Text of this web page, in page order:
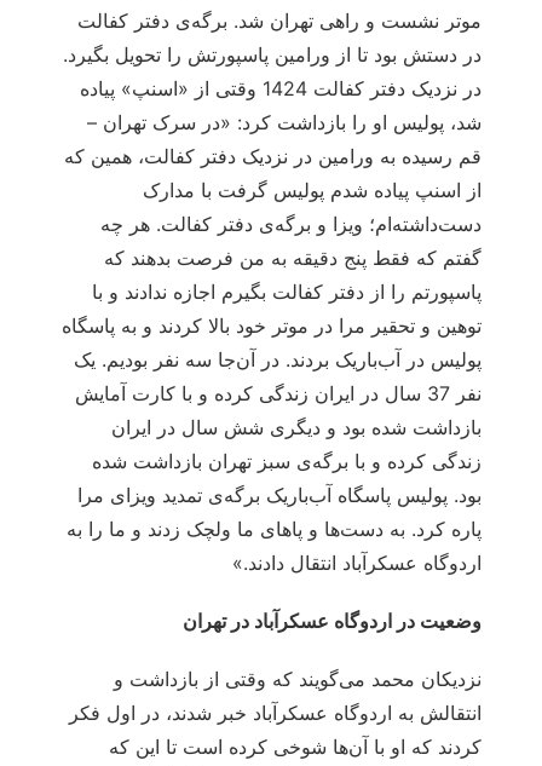
موتر نشست و راهی تهران شد. برگه‌ی دفتر کفالت
در دستش بود تا از ورامین پاسپورتش را تحویل بگیرد.
در نزدیک دفتر کفالت 1424 وقتی از «اسنپ» پیاده
شد، پولیس او را بازداشت کرد: «در سرک تهران –
قم رسیده به ورامین در نزدیک دفتر کفالت، همین که
از اسنپ پیاده شدم پولیس گرفت با مدارک
دست‌داشته‌ام؛ ویزا و برگه‌ی دفتر کفالت. هر چه
گفتم که فقط پنج دقیقه به من فرصت بدهند که
پاسپورتم را از دفتر کفالت بگیرم اجازه ندادند و با
توهین و تحقیر مرا در موتر خود بالا کردند و به پاسگاه
پولیس در آب‌باریک بردند. در آن‌جا سه نفر بودیم. یک
نفر 37 سال در ایران زندگی کرده و با کارت آمایش
بازداشت شده بود و دیگری شش سال در ایران
زندگی کرده و با برگه‌ی سبز تهران بازداشت شده
بود. پولیس‌ پاسگاه آب‌باریک برگه‌ی تمدید ویزای مرا
پاره کرد. به دست‌ها و پاهای ما ولچک زدند و ما را به
اردوگاه عسکرآباد انتقال دادند.»
وضعیت در اردوگاه عسکر‌آباد در تهران
نزدیکان محمد می‌گویند که وقتی از بازداشت‌ و
انتقالش به اردوگاه عسکرآباد خبر شدند، در اول فکر
کردند که او با آن‌ها شوخی کرده است تا این که